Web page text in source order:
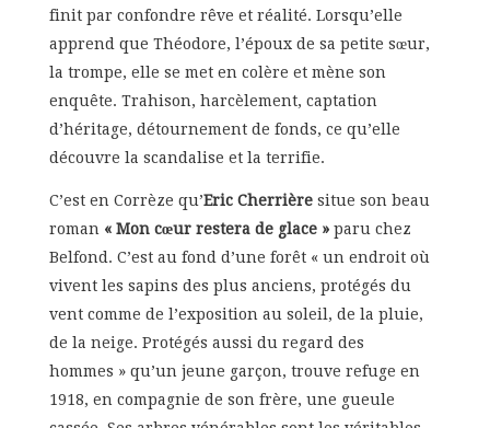
finit par confondre rêve et réalité. Lorsqu’elle
apprend que Théodore, l’époux de sa petite sœur,
la trompe, elle se met en colère et mène son
enquête. Trahison, harcèlement, captation
d’héritage, détournement de fonds, ce qu’elle
découvre la scandalise et la terrifie.
C’est en Corrèze qu’Eric Cherrièresitue son beau
roman « Mon cœur restera de glace »paru chez
Belfond. C’est au fond d’une forêt « un endroit où
vivent les sapins des plus anciens, protégés du
vent comme de l’exposition au soleil, de la pluie,
de la neige. Protégés aussi du regard des
hommes » qu’un jeune garçon, trouve refuge en
1918, en compagnie de son frère, une gueule